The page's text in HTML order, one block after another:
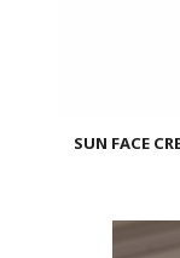
SUN FACE